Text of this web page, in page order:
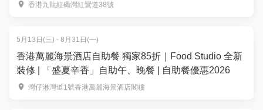
香港九龍紅磡灣紅鸞道38號
5月13日(三) - 8月31日(一)
香港萬麗海景酒店自助餐 獨家85折｜Food Studio 全新
裝修 | 「盛夏辛香」自助午、晚餐 | 自助餐優惠2026
灣仔港灣道1號香港萬麗海景酒店閣樓